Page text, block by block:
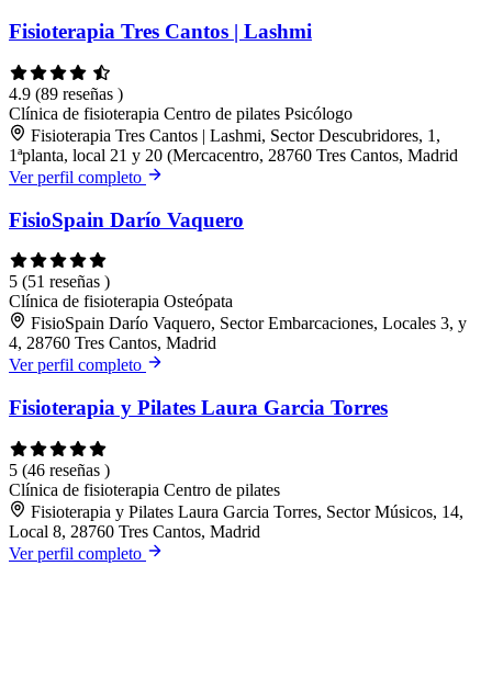
Fisioterapia Tres Cantos | Lashmi
4.9 (89 reseñas )
Clínica de fisioterapia Centro de pilates Psicólogo
Fisioterapia Tres Cantos | Lashmi, Sector Descubridores, 1,
1ªplanta, local 21 y 20 (Mercacentro, 28760 Tres Cantos, Madrid
Ver perfil completo
FisioSpain Darío Vaquero
5 (51 reseñas )
Clínica de fisioterapia Osteópata
FisioSpain Darío Vaquero, Sector Embarcaciones, Locales 3, y
4, 28760 Tres Cantos, Madrid
Ver perfil completo
Fisioterapia y Pilates Laura Garcia Torres
5 (46 reseñas )
Clínica de fisioterapia Centro de pilates
Fisioterapia y Pilates Laura Garcia Torres, Sector Músicos, 14,
Local 8, 28760 Tres Cantos, Madrid
Ver perfil completo